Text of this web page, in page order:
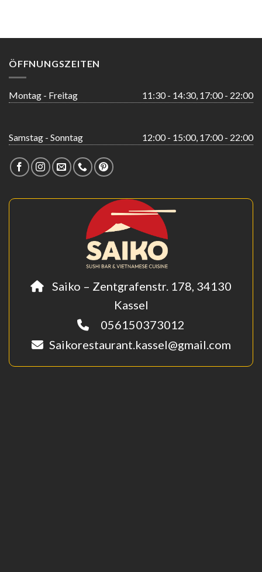
ÖFFNUNGSZEITEN
Montag - Freitag 11:30 - 14:30, 17:00 - 22:00
Samstag - Sonntag 12:00 - 15:00, 17:00 - 22:00
Saiko – Zentgrafenstr. 178, 34130
Kassel
056150373012
Saikorestaurant.kassel@gmail.com